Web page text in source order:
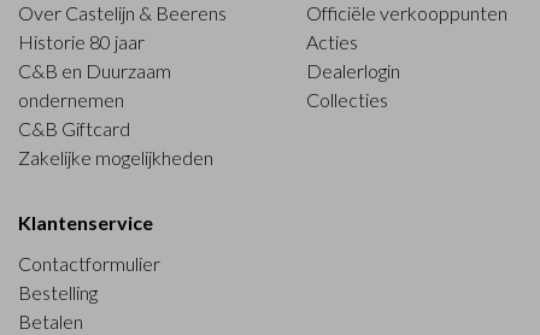
Over Castelijn & Beerens
Historie 80 jaar
C&B en Duurzaam
ondernemen
C&B Giftcard
Zakelijke mogelijkheden
Officiële verkooppunten
Acties
Dealerlogin
Collecties
Klantenservice
Contactformulier
Bestelling
Betalen